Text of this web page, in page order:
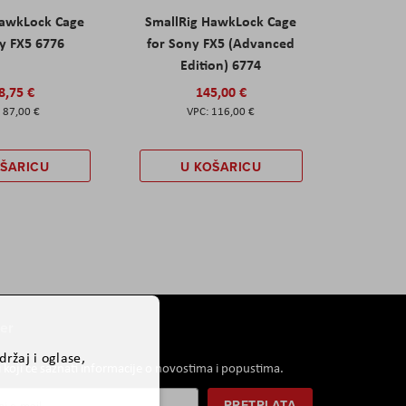
Cage
FX5 6776
€
87,00 €
SmallRig HawkLock Cage
for Sony FX5 (Advanced
Edition) 6774
145,00 €
116,00 €
U KOŠARICU
će saznati informacije o novostima i popustima.
i oglase,